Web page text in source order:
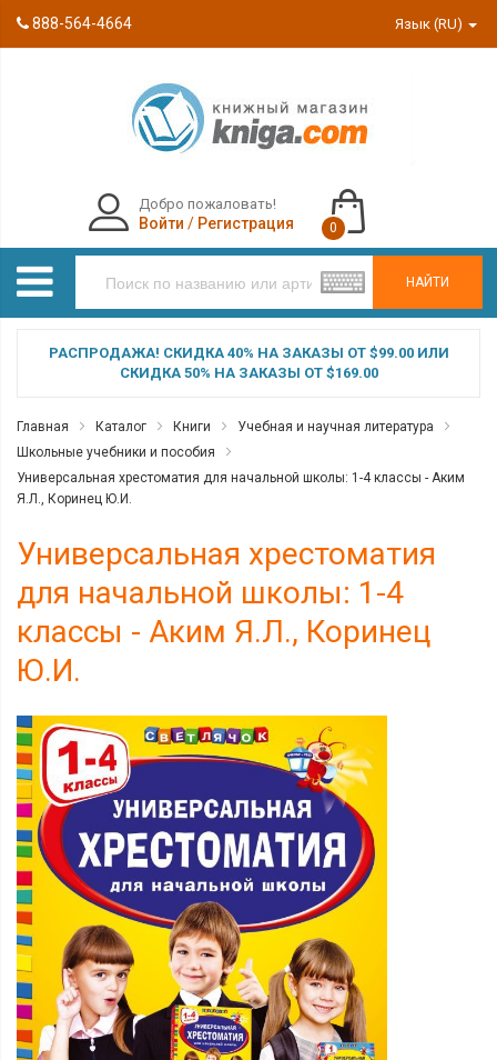
888-564-4664 Язык (RU)
НАЙТИ
Добро пожаловать!
Войти / Регистрация 0
РАСПРОДАЖА! СКИДКА 40% НА ЗАКАЗЫ ОТ $99.00 ИЛИ
СКИДКА 50% НА ЗАКАЗЫ ОТ $169.00
Главная Каталог Книги
Учебная и научная литература
Школьные учебники и пособия
Универсальная хрестоматия для начальной школы: 1-4 классы - Аким
Я.Л., Коринец Ю.И.
Универсальная хрестоматия
для начальной школы: 1-4
классы - Аким Я.Л., Коринец
Ю.И.